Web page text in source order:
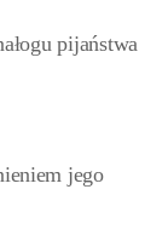
pijaństwa
jego